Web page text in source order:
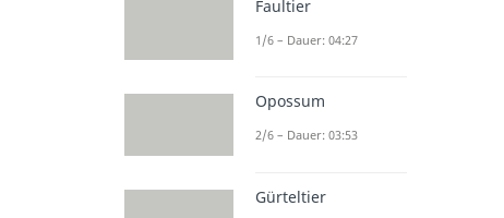
Faultier
1/6 – Dauer: 04:27
Opossum
2/6 – Dauer: 03:53
Gürteltier